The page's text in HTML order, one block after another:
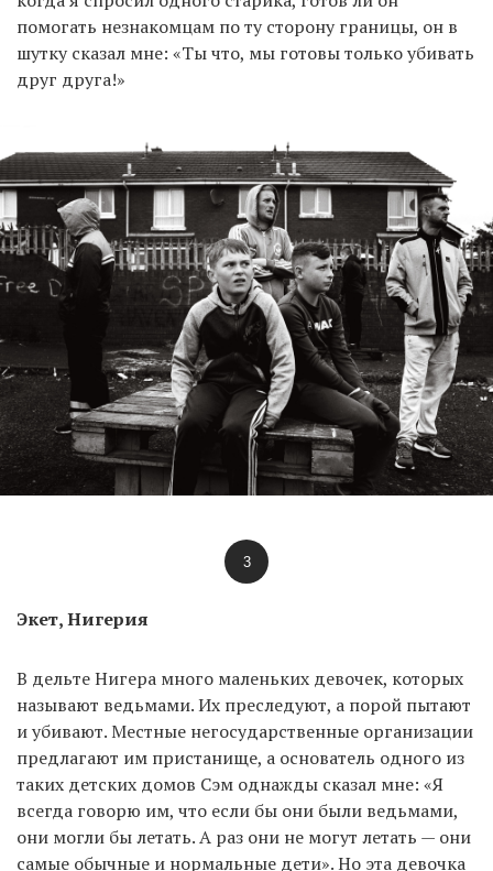
помогать незнакомцам по ту сторону границы, он в
шутку сказал мне: «Ты что, мы готовы только убивать
друг друга!»
3
Экет, Нигерия
В дельте Нигера много маленьких девочек, которых
называют ведьмами. Их преследуют, а порой пытают
и убивают. Местные негосударственные организации
предлагают им пристанище, а основатель одного из
таких детских домов Сэм однажды сказал мне: «Я
всегда говорю им, что если бы они были ведьмами,
они могли бы летать. А раз они не могут летать — они
самые обычные и нормальные дети». Но эта девочка